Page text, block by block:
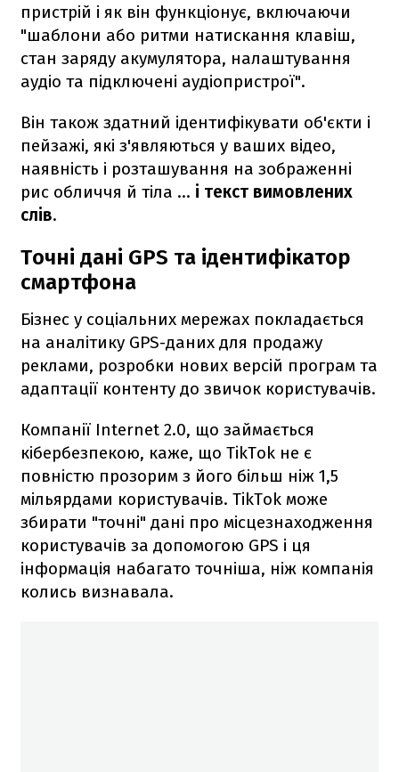
пристрій і як він функціонує, включаючи
"шаблони або ритми натискання клавіш,
стан заряду акумулятора, налаштування
аудіо та підключені аудіопристрої".
Він також здатний ідентифікувати об'єкти і
пейзажі, які з'являються у ваших відео,
наявність і розташування на зображенні
рис обличчя й тіла ... і текст вимовлених
слів.
Точні дані GPS та ідентифікатор
смартфона
Бізнес у соціальних мережах покладається
на аналітику GPS-даних для продажу
реклами, розробки нових версій програм та
адаптації контенту до звичок користувачів.
Компанії Internet 2.0, що займається
кібербезпекою, каже, що TikTok не є
повністю прозорим з його більш ніж 1,5
мільярдами користувачів. TikTok може
збирати "точні" дані про місцезнаходження
користувачів за допомогою GPS і ця
інформація набагато точніша, ніж компанія
колись визнавала.